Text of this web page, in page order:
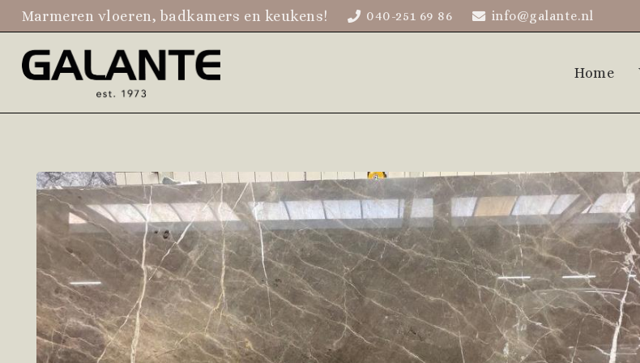
Marmeren vloeren, badkamers en keukens! 040-251 69 86 info@galante.nl
Home